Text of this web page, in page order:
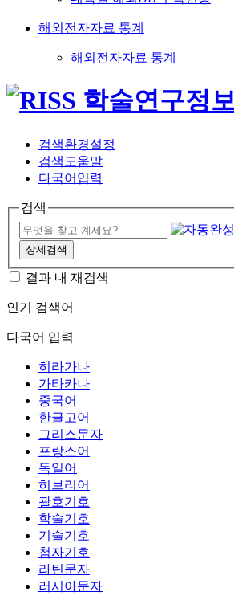
해외전자자료 통계
해외전자자료 통계
검색환경설정
검색도움말
다국어입력
검색
상세검색
결과 내 재검색
인기 검색어
다국어 입력
히라가나
가타카나
중국어
한글고어
그리스문자
프랑스어
독일어
히브리어
괄호기호
학술기호
기술기호
첨자기호
라틴문자
러시아문자